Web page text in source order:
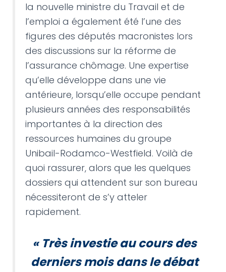
la nouvelle ministre du Travail et de
l’emploi a également été l’une des
figures des députés macronistes lors
des discussions sur la réforme de
l’assurance chômage. Une expertise
qu’elle développe dans une vie
antérieure, lorsqu’elle occupe pendant
plusieurs années des responsabilités
importantes à la direction des
ressources humaines du groupe
Unibail-Rodamco-Westfield. Voilà de
quoi rassurer, alors que les quelques
dossiers qui attendent sur son bureau
nécessiteront de s’y atteler
rapidement.
« Très investie au cours des
derniers mois dans le débat